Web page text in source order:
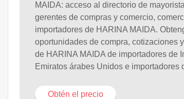
MAIDA: acceso al directorio de
gerentes de compras y comercio,
importadores de HARINA MAIDA.
oportunidades de compra, cotizaciones
de HARINA MAIDA de importadores de
Emiratos árabes Unidos e importadores
Obtén el precio